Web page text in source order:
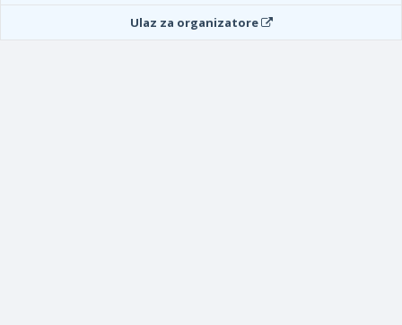
Ulaz za organizatore